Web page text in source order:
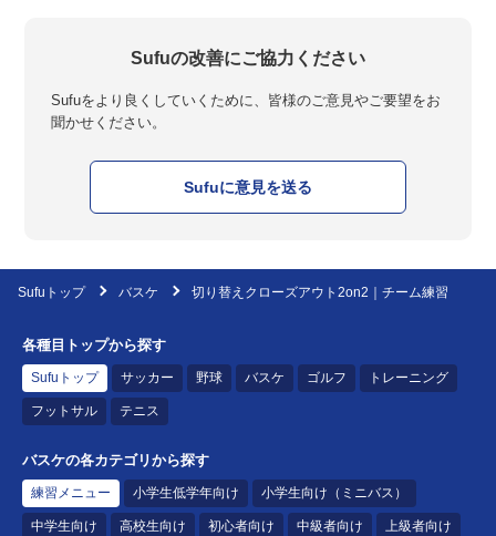
Sufuの改善にご協力ください
Sufuをより良くしていくために、皆様のご意見やご要望をお
聞かせください。
Sufuに意見を送る
Sufuトップ バスケ 切り替えクローズアウト2on2｜チーム練習
各種目トップから探す
Sufuトップ サッカー 野球 バスケ ゴルフ トレーニング
フットサル テニス
バスケの各カテゴリから探す
練習メニュー 小学生低学年向け 小学生向け（ミニバス）
中学生向け 高校生向け 初心者向け 中級者向け 上級者向け